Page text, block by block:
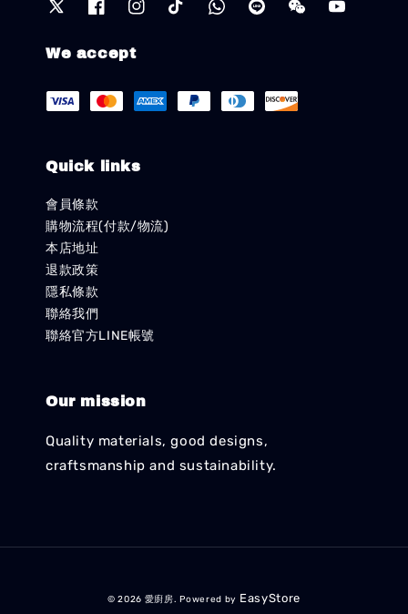
We accept
Quick links
會員條款
購物流程(付款/物流)
本店地址
退款政策
隱私條款
聯絡我們
聯絡官方LINE帳號
Our mission
Quality materials, good designs,
craftsmanship and sustainability.
© 2026 愛廚房. Powered by EasyStore